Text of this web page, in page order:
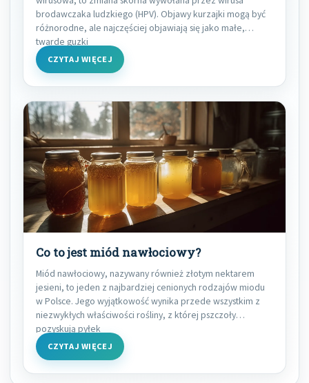
brodawczaka ludzkiego (HPV). Objawy kurzajki mogą być
różnorodne, ale najczęściej objawiają się jako małe,
twarde guzki
CZYTAJ WIĘCEJ
Co to jest miód nawłociowy?
Miód nawłociowy, nazywany również złotym nektarem
jesieni, to jeden z najbardziej cenionych rodzajów miodu
w Polsce. Jego wyjątkowość wynika przede wszystkim z
niezwykłych właściwości rośliny, z której pszczoły
pozyskują pyłek
CZYTAJ WIĘCEJ